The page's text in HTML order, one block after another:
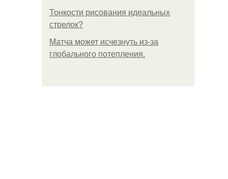
Тонкости рисования идеальных
стрелок?
Матча может исчезнуть из-за
глобального потепления.